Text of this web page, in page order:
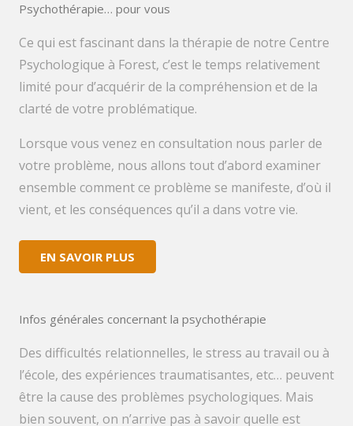
Psychothérapie… pour vous
Ce qui est fascinant dans la thérapie de notre Centre
Psychologique à Forest, c’est le temps relativement
limité pour d’acquérir de la compréhension et de la
clarté de votre problématique.
Lorsque vous venez en consultation nous parler de
votre problème, nous allons tout d’abord examiner
ensemble comment ce problème se manifeste, d’où il
vient, et les conséquences qu’il a dans votre vie.
EN SAVOIR PLUS
Infos générales concernant la psychothérapie
Des difficultés relationnelles, le stress au travail ou à
l’école, des expériences traumatisantes, etc… peuvent
être la cause des problèmes psychologiques. Mais
bien souvent, on n’arrive pas à savoir quelle est